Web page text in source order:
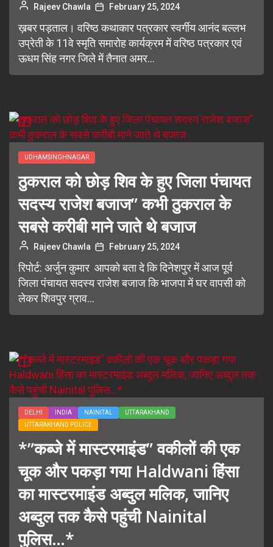
Rajeev Chawla February 25, 2024
ख़बर पड़ताल। वरिष्ठ कथाकार पत्रकार स्वर्गीय आनंद बल्लभ
उप्रेती के 11वे स्मृति समारोह कार्यक्रम में वरिष्ठ पत्रकार एवं
ऊधम सिंह नगर जिले में तैनात अमर...
UDHAMSINGHNAGAR
ठुकराल को छोड़ शिव के हुए जिला पंचायत
सदस्य राजेश बजाज” कभी ठुकराल के
सबसे करीबी माने जाते थे बजाज
Rajeev Chawla February 25, 2024
रिपोर्ट: अर्जुन कुमार आपको बता दे कि दिनेशपुर में आज पूर्व
जिला पंचायत सदस्य राजेश बजाज कि भाजपा में घर वापसी को
लेकर शिवपुर ग्राव...
DELHI INDIA NAINITAL
UTTARAKHAND
UTTARAKHAND POLICE
*”कब्जे में मास्टरमाइंड” वकीलों की एक
चूक और पकड़ा गया Haldwani हिंसा
का मास्टरमाइंड अब्दुल मलिक, जानिए
अब्दुल तक कैसे पहुंची Nainital
पुलिस…*